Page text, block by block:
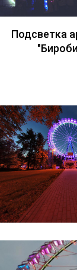
Подсветка